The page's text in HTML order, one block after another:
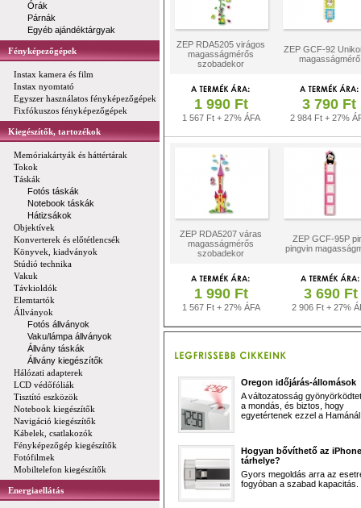
Órák
Párnák
Egyéb ajándéktárgyak
Fényképezőgépek
Instax kamera és film
Instax nyomtató
Egyszer használatos fényképezőgépek
Fixfókuszos fényképezőgépek
Kiegészítők, tartozékok
Memóriakártyák és háttértárak
Tokok
Táskák
Fotós táskák
Notebook táskák
Hátizsákok
Objektívek
Konverterek és előtétlencsék
Könyvek, kiadványok
Stúdió technika
Vakuk
Távkioldók
Elemtartók
Állványok
Fotós állványok
Vaku/lámpa állványok
Állvány táskák
Állvány kiegészítők
Hálózati adapterek
LCD védőfóliák
Tisztító eszközök
Notebook kiegészítők
Navigáció kiegészítők
Kábelek, csatlakozók
Fényképezőgép kiegészítők
Fotófilmek
Mobiltelefon kiegészítők
Energiaellátás
ZEP RDA5205 virágos
magasságmérős
szobadekor
ZEP GCF-92
magasságmérő
1 990 Ft
1 567 Ft + 27% ÁFA
3 790 Ft
2 984 Ft + 27%
ZEP RDA5207 váras
magasságmérős
szobadekor
ZEP GCF-95P
pingvin
1 990 Ft
1 567 Ft + 27% ÁFA
3 690 Ft
2 906 Ft + 27%
Oregon időjárás-állomások
A változatosság
a mondás, és biztos, hogy
egyetértenek ezzel a
Hogyan bővíthető az iPhone
tárhelye?
Gyors megoldás arra az
fogyóban a szabad kapacitás.